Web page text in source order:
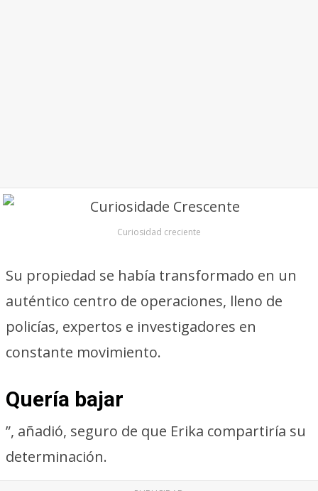
Curiosidad creciente
Su propiedad se había transformado en un
auténtico centro de operaciones, lleno de
policías, expertos e investigadores en
constante movimiento.
Quería bajar
”, añadió, seguro de que Erika compartiría su
determinación.